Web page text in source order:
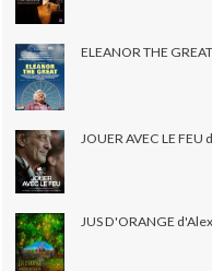
ELEANOR THE
JOUER AVEC LE
JUS D'ORANGE